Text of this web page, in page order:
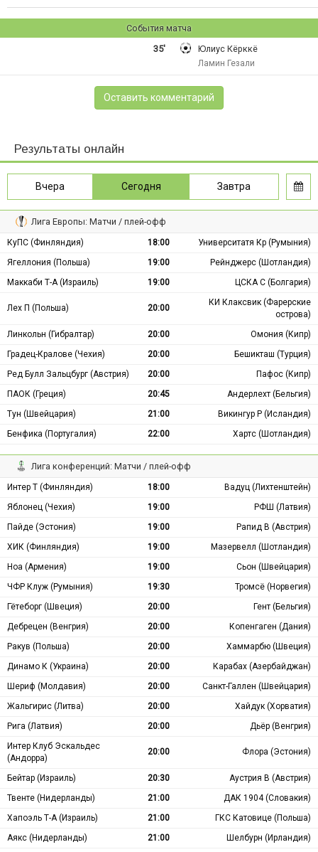
События матча
35'
Юлиус Кёрккё
Ламин Гезали
Оставить комментарий
Результаты онлайн
Вчера Сегодня Завтра
Лига Европы: Матчи / плей-офф
КуПС (Финляндия) 18:00
Университатя Кр (Румыния)
Ягеллония (Польша)
19:00
Рейнджерс (Шотландия)
Маккаби Т-А (Израиль)
19:00 ЦСКА С (Болгария)
Лех П (Польша) 20:00
КИ Клаксвик (Фарерские
острова)
Линкольн (Гибралтар)
20:00
Омония (Кипр)
Градец-Кралове (Чехия)
20:00
Бешикташ (Турция)
Ред Булл Зальцбург (Австрия)
20:00
Пафос (Кипр)
ПАОК (Греция)
20:45
Андерлехт (Бельгия)
Тун (Швейцария)
21:00
Викингур Р (Исландия)
Бенфика (Португалия)
22:00 Хартс (Шотландия)
Лига конференций: Матчи / плей-офф
Интер Т (Финляндия) 18:00
Вадуц (Лихтенштейн)
Яблонец (Чехия)
19:00
РФШ (Латвия)
Пайде (Эстония)
19:00
Рапид В (Австрия)
ХИК (Финляндия)
19:00
Мазервелл (Шотландия)
Ноа (Армения)
19:00
Сьон (Швейцария)
ЧФР Клуж (Румыния)
19:30
Тромсё (Норвегия)
Гётеборг (Швеция)
20:00
Гент (Бельгия)
Дебрецен (Венгрия)
20:00
Копенгаген (Дания)
Ракув (Польша)
20:00
Хаммарбю (Швеция)
Динамо К (Украина)
20:00
Карабах (Азербайджан)
Шериф (Молдавия)
20:00
Санкт-Галлен (Швейцария)
Жальгирис (Литва)
20:00
Хайдук (Хорватия)
Рига (Латвия)
20:00
Дьёр (Венгрия)
Интер Клуб Эскальдес
(Андорра)
20:00 Флора (Эстония)
Бейтар (Израиль) 20:30
Аустрия В (Австрия)
Твенте (Нидерланды)
21:00
ДАК 1904 (Словакия)
Хапоэль Т-А (Израиль)
21:00
ГКС Катовице (Польша)
Аякс (Нидерланды)
21:00
Шелбурн (Ирландия)